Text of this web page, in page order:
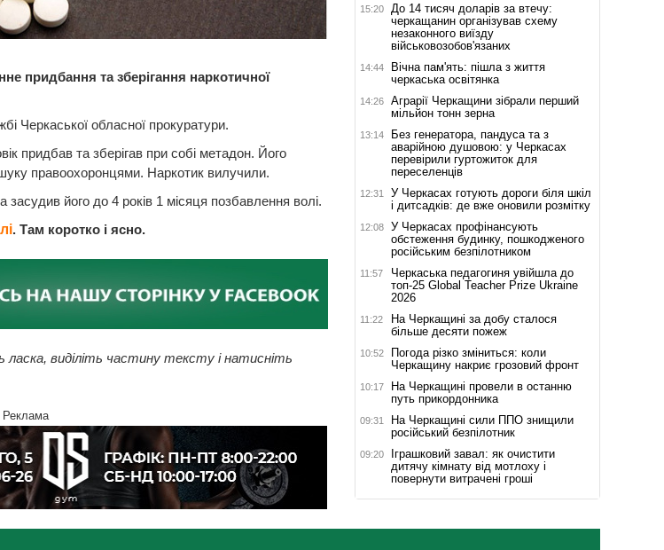
придбання та зберігання наркотичної
Черкаської обласної прокуратури.
придбав та зберігав при собі метадон. Його
правоохоронцями. Наркотик вилучили.
його до 4 років 1 місяця позбавлення волі.
. Там коротко і ясно.
виділіть частину тексту і натисніть
Реклама
15:20
До 14 тисяч доларів за втечу:
черкащанин організував схему
незаконного виїзду
військовозобов'язаних
14:44
Вічна пам'ять: пішла з життя
черкаська освітянка
14:26
Аграрії Черкащини зібрали перший
мільйон тонн зерна
13:14
Без генератора, пандуса та з
аварійною душовою: у Черкасах
перевірили гуртожиток для
переселенців
12:31
У Черкасах готують дороги біля шкіл
і дитсадків: де вже оновили розмітку
12:08
У Черкасах профінансують
обстеження будинку, пошкодженого
російським безпілотником
11:57
Черкаська педагогиня увійшла до
топ-25 Global Teacher Prize Ukraine
2026
11:22
На Черкащині за добу сталося
більше десяти пожеж
10:52
Погода різко зміниться: коли
Черкащину накриє грозовий фронт
10:17
На Черкащині провели в останню
путь прикордонника
09:31
На Черкащині сили ППО знищили
російський безпілотник
09:20
Іграшковий завал: як очистити
дитячу кімнату від мотлоху і
повернути витрачені гроші